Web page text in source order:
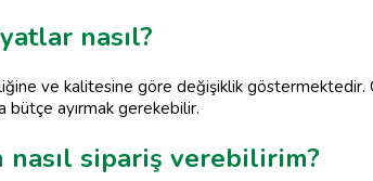
nasıl?
ve kalitesine göre değişiklik
bütçe ayırmak gerekebilir.
sipariş verebilirim?